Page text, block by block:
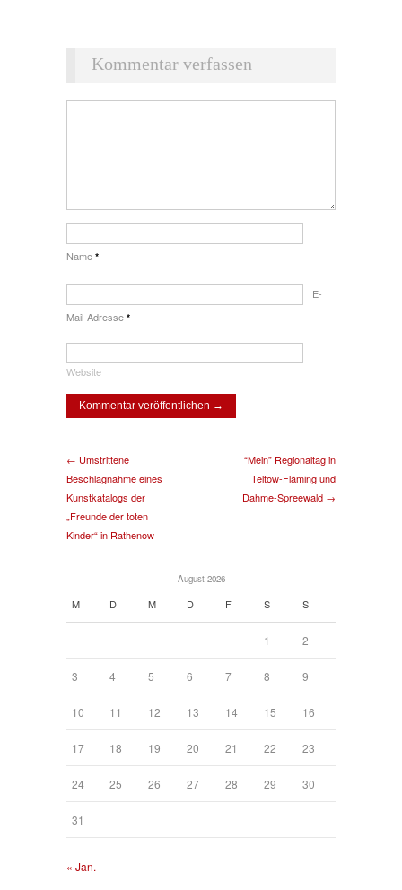
Kommentar verfassen
Name *
E-
Mail-Adresse *
Website
← Umstrittene
Beschlagnahme eines
Kunstkatalogs der
„Freunde der toten
Kinder“ in Rathenow
“Mein” Regionaltag in
Teltow-Fläming und
Dahme-Spreewald →
August 2026
M D M D F S S
1 2
3 4 5 6 7 8 9
10 11 12 13 14 15 16
17 18 19 20 21 22 23
24 25 26 27 28 29 30
31
« Jan.